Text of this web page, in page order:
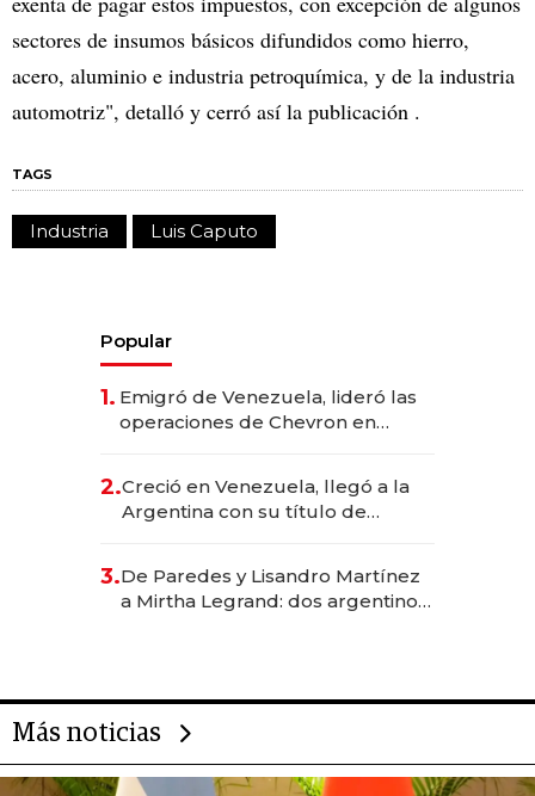
sectores de insumos básicos difundidos como hierro,
acero, aluminio e industria petroquímica, y de la industria
automotriz", detalló y cerró así la publicación .
TAGS
Industria Luis Caputo
Popular
1. Emigró de Venezuela, lideró las
operaciones de Chevron en
2.Creció en Venezuela, llegó a la
Argentina con su título de
las marcas "fast premium"
3.De Paredes y Lisandro Martínez
a Mirtha Legrand: dos argentinos
Más noticias